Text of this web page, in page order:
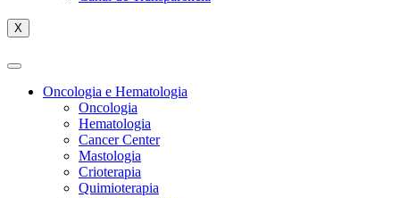
X
Oncologia e Hematologia
Oncologia
Hematologia
Cancer Center
Mastologia
Crioterapia
Quimioterapia